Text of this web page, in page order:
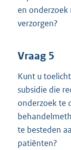
en onderzoek
verzorgen?
Vraag 5
Kunt u
subsidie die
onderzoek te
te besteden
patiënten?